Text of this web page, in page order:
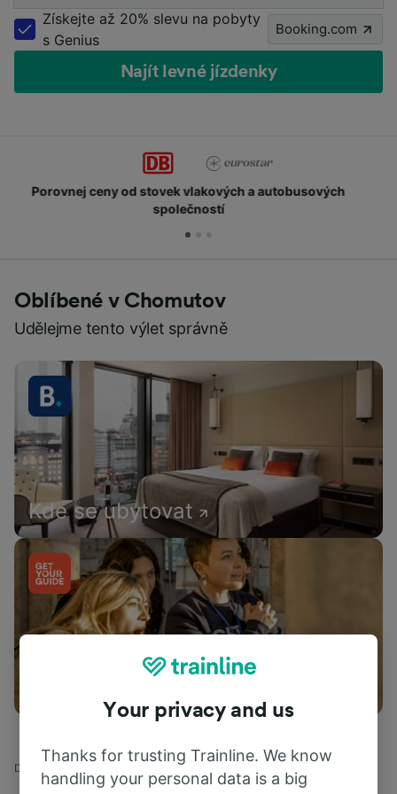
Získejte až 20% slevu na pobyty
s Genius
Booking.com
Najít levné jízdenky
Získejte body a slevy
Oblíbené v Chomutov
Udělejme tento výlet správně
Kde se ubytovat
Domů Chemnitz - Chomutov
Your privacy and us
Thanks for trusting Trainline. We know
handling your personal data is a big